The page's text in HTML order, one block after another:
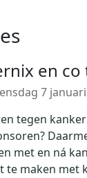
en
7
tegen kanker
met en ná
te maken met